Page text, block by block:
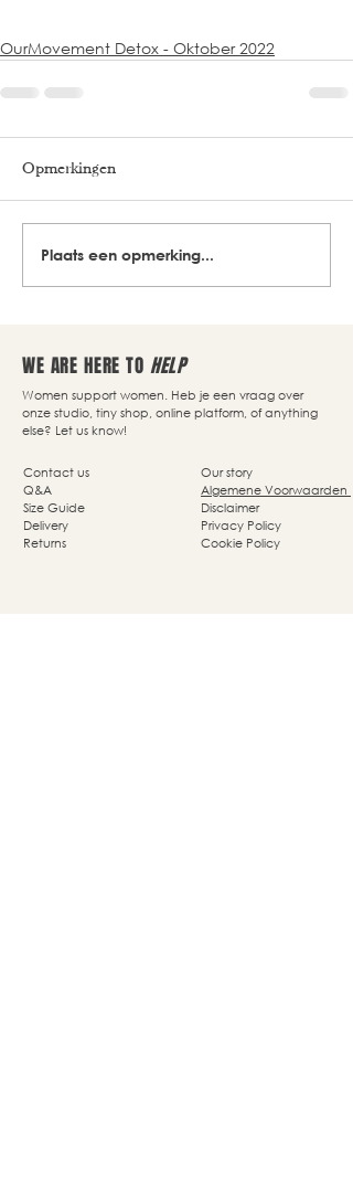
OurMovement Detox - Oktober 2022
Opmerkingen
Plaats een opmerking...
WE ARE HERE TO HELP
Women support women. Heb je een vraag over
onze studio, tiny shop, online platform, of anything
else? Let us know!
Our story
Algemene Voorwaarden
Disclaimer
Privacy Policy
Cookie Policy
Contact us
Q&A
Size Guide
Delivery
Returns